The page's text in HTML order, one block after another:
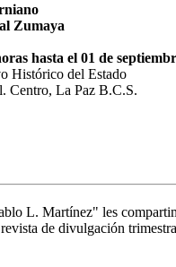
Zumaya
hasta el 01 de
Histórico del Estado
Centro, La Paz B.C.S.
L. Martínez" les
de divulgación